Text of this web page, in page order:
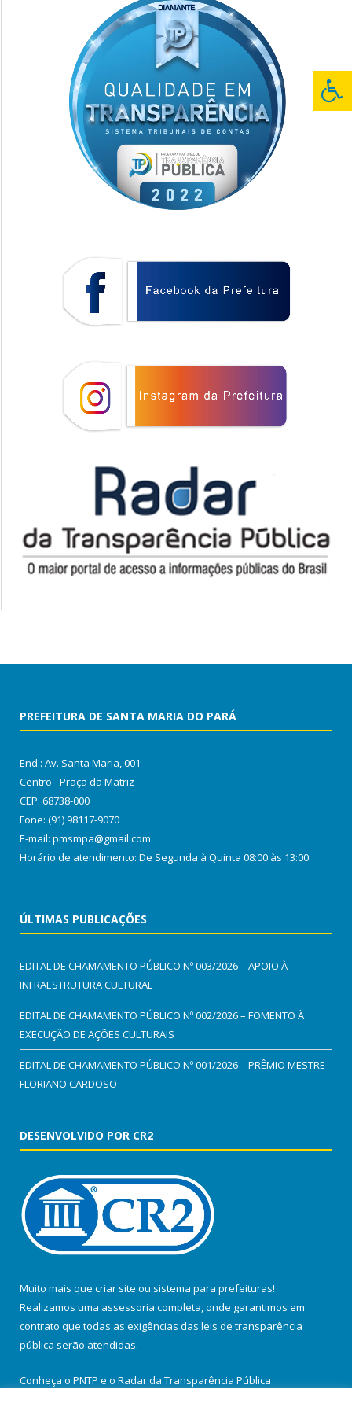
PREFEITURA DE SANTA MARIA DO PARÁ
End.: Av. Santa Maria, 001
Centro - Praça da Matriz
CEP: 68738-000
Fone: (91) 98117-9070
E-mail: pmsmpa@gmail.com
Horário de atendimento: De Segunda à Quinta 08:00 às 13:00
ÚLTIMAS PUBLICAÇÕES
EDITAL DE CHAMAMENTO PÚBLICO Nº 003/2026 – APOIO À
INFRAESTRUTURA CULTURAL
EDITAL DE CHAMAMENTO PÚBLICO Nº 002/2026 – FOMENTO À
EXECUÇÃO DE AÇÕES CULTURAIS
EDITAL DE CHAMAMENTO PÚBLICO Nº 001/2026 – PRÊMIO MESTRE
FLORIANO CARDOSO
DESENVOLVIDO POR CR2
Muito mais que criar site ou sistema para prefeituras!
Realizamos uma assessoria completa, onde garantimos em
contrato que todas as exigências das leis de transparência
pública serão atendidas.
Conheça o PNTP e o Radar da Transparência Pública